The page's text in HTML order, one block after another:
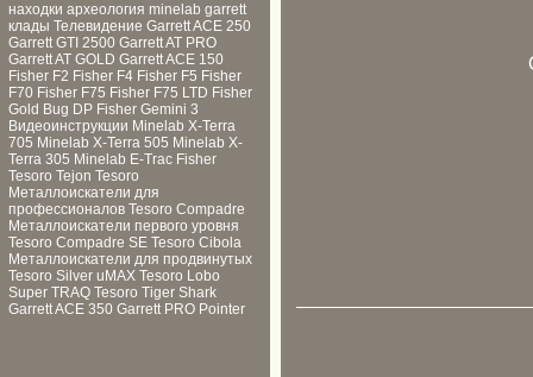
находки археология minelab garrett
клады Телевидение Garrett ACE 250
Garrett GTI 2500 Garrett AT PRO
Garrett AT GOLD Garrett ACE 150
Fisher F2 Fisher F4 Fisher F5 Fisher
F70 Fisher F75 Fisher F75 LTD Fisher
Gold Bug DP Fisher Gemini 3
Видеоинструкции Minelab X-Terra
705 Minelab X-Terra 505 Minelab X-
Terra 305 Minelab E-Trac Fisher
Tesoro Tejon Tesoro
Металлоискатели для
профессионалов Tesoro Compadre
Металлоискатели первого уровня
Tesoro Compadre SE Tesoro Cibola
Металлоискатели для продвинутых
Tesoro Silver uMAX Tesoro Lobo
Super TRAQ Tesoro Tiger Shark
Garrett ACE 350 Garrett PRO Pointer